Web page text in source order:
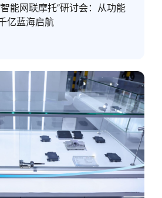
能网联摩托”研讨会：从功能
亿蓝海启航